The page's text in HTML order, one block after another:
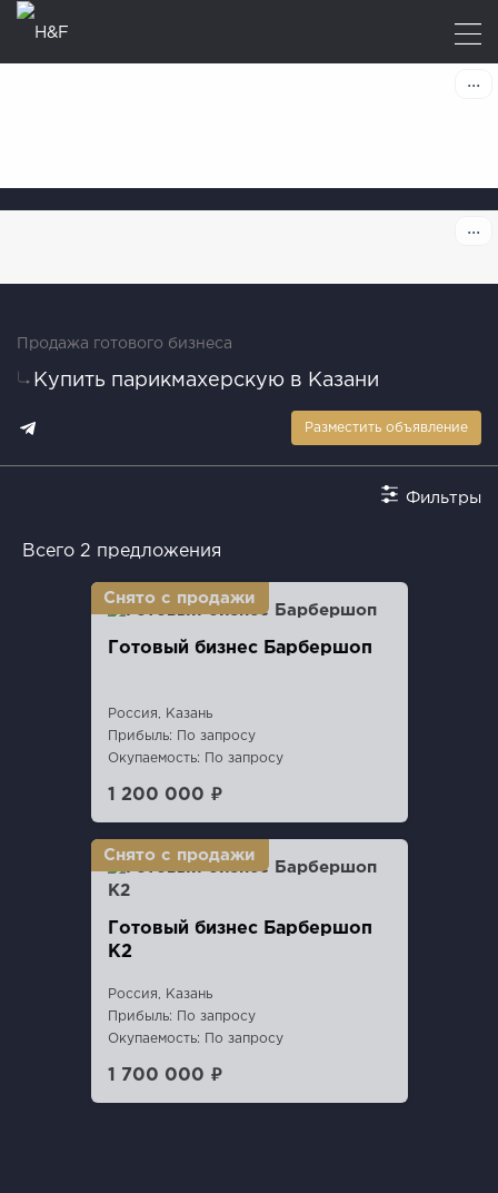
Продажа готового бизнеса
Купить парикмахерскую в Казани
Разместить объявление
Фильтры
Всего 2 предложения
Готовый бизнес Барбершоп
Россия, Казань
Прибыль: По запросу
Окупаемость: По запросу
1 200 000 ₽
Готовый бизнес Барбершоп
К2
Россия, Казань
Прибыль: По запросу
Окупаемость: По запросу
1 700 000 ₽